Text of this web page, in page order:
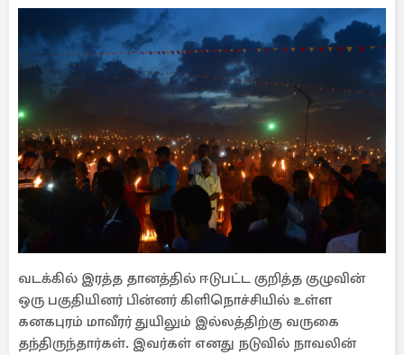
வடக்கில் இரத்த தானத்தில் ஈடுபட்ட குறித்த குழுவின்
ஒரு பகுதியினர் பின்னர் கிளிநொச்சியில் உள்ள
கனகபுரம் மாவீரர் துயிலும் இல்லத்திற்கு வருகை
தந்திருந்தார்கள். இவர்கள் எனது நடுவில் நாவலின்